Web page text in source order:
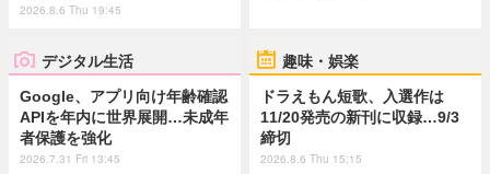
2026.8.6 Thu 19:45
デジタル生活
Google、アプリ向け年齢確認
APIを年内に世界展開…未成年
者保護を強化
2026.7.31 Fri 13:45
趣味・娯楽
ドラえもん短歌、入選作は
11/20発売の新刊に収録…9/3
締切
2026.8.6 Thu 15:15